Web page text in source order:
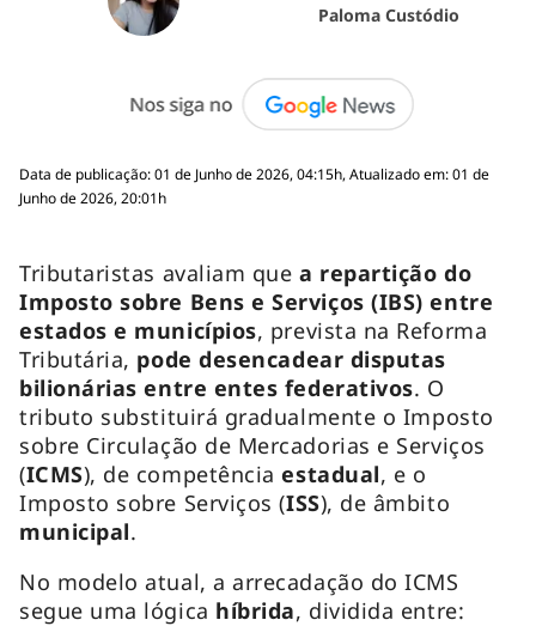
Paloma Custódio
Data de publicação: 01 de Junho de 2026, 04:15h, Atualizado em: 01 de
Junho de 2026, 20:01h
Tributaristas avaliam quea repartição do
Imposto sobre Bens e Serviços (IBS) entre
estados e municípios, prevista na Reforma
Tributária, pode desencadear disputas
bilionárias entre entes federativos. O
tributo substituirá gradualmente o Imposto
sobre Circulação de Mercadorias e Serviços
(ICMS), de competênciaestadual, e o
Imposto sobre Serviços (ISS), de âmbito
municipal.
No modelo atual, a arrecadação do ICMS
segue uma lógica híbrida, dividida entre: